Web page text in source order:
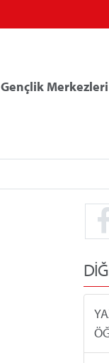
Gençlik Merkezleri